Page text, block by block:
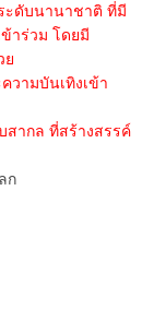
ะดับนานาชาติ ที่มี
าร่วม โดยมี
ย
วามบันเทิงเข้า
สากล ที่สร้างสรรค์
ก